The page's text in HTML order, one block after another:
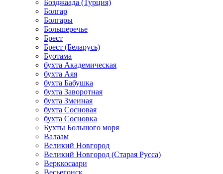
Бозджаада (Турция)
Болгар
Болгары
Большеречье
Брест
Брест (Беларусь)
Буотама
бухта Академическая
бухта Аяя
бухта Бабушка
бухта Заворотная
бухта Змеиная
бухта Сосновая
бухта Сосновка
Бухты Большого моря
Валаам
Великий Новгород
Великий Новгород (Старая Русса)
Верккосаари
Весьегонск